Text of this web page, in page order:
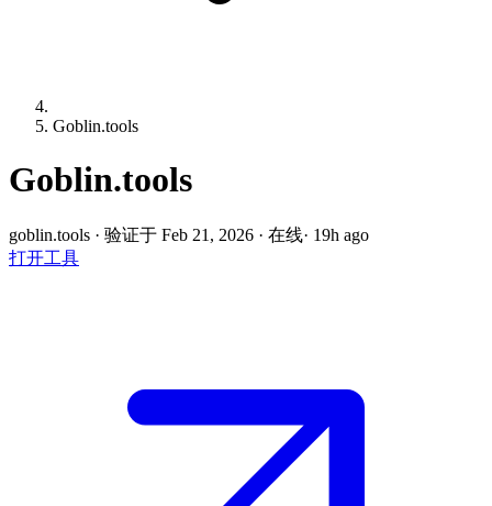
Goblin.tools
Goblin.tools
goblin.tools · 验证于 Feb 21, 2026 · 在线· 19h ago
打开工具